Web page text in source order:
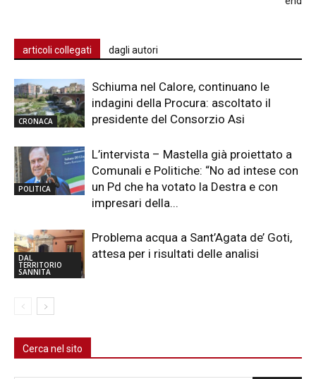
articoli collegati dagli autori
CRONACA
Schiuma nel Calore, continuano le
indagini della Procura: ascoltato il
presidente del Consorzio Asi
POLITICA
L’intervista – Mastella già proiettato a
Comunali e Politiche: “No ad intese con
un Pd che ha votato la Destra e con
impresari della...
DAL
TERRITORIO
SANNITA
Problema acqua a Sant’Agata de’ Goti,
attesa per i risultati delle analisi
Cerca nel sito